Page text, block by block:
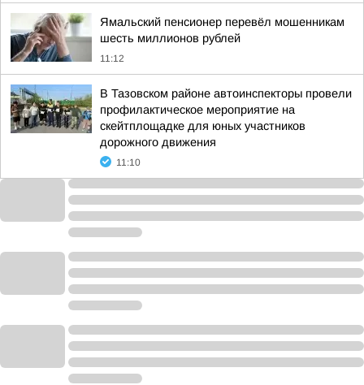
Ямальский пенсионер перевёл мошенникам
шесть миллионов рублей
11:12
В Тазовском районе автоинспекторы провели
профилактическое мероприятие на
скейтплощадке для юных участников
дорожного движения
11:10